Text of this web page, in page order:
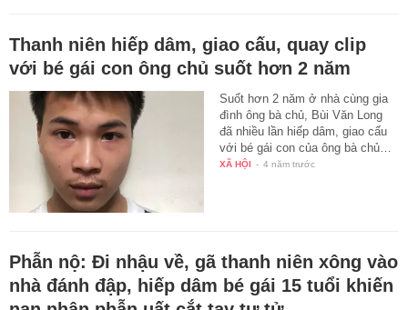
Thanh niên hiếp dâm, giao cấu, quay clip
với bé gái con ông chủ suốt hơn 2 năm
Suốt hơn 2 năm ở nhà cùng gia
đình ông bà chủ, Bùi Văn Long
đã nhiều lần hiếp dâm, giao cấu
với bé gái con của ông bà chủ…
XÃ HỘI - 4 năm trước
Phẫn nộ: Đi nhậu về, gã thanh niên xông vào
nhà đánh đập, hiếp dâm bé gái 15 tuổi khiến